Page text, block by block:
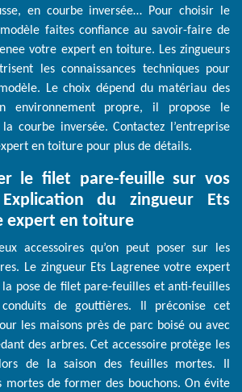
en courbe inversée… Pour choisir le
faites confiance au savoir-faire de
votre expert en toiture. Les zingueurs
les connaissances techniques pour
Le choix dépend du matériau des
environnement propre, il propose le
courbe inversée. Contactez l’entreprise
en toiture pour plus de détails.
le filet pare-feuille sur vos
du zingueur Ets
expert en toiture
accessoires qu’on peut poser sur les
Le zingueur Ets Lagrenee votre expert
pose de filet pare-feuilles et anti-feuilles
de gouttières. Il préconise cet
les maisons près de parc boisé ou avec
des arbres. Cet accessoire protège les
de la saison des feuilles mortes. Il
mortes de former des bouchons. On évite